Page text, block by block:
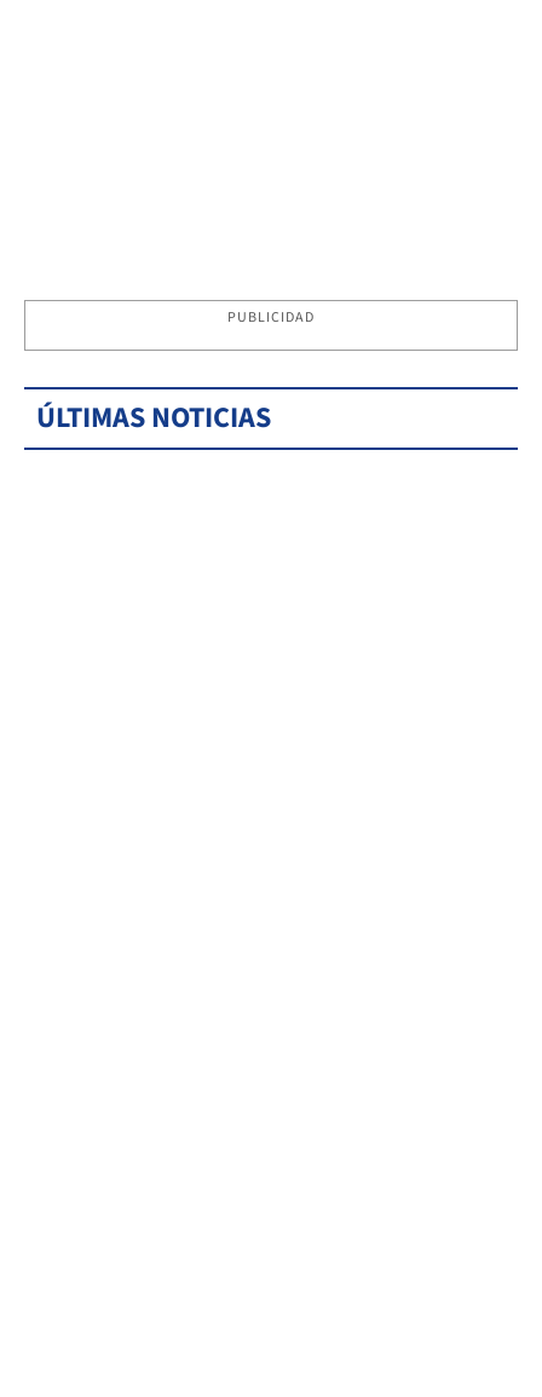
PUBLICIDAD
ÚLTIMAS NOTICIAS